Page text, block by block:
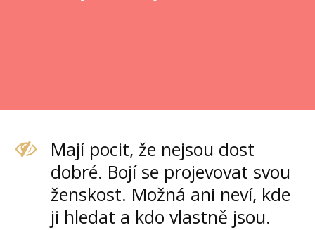
Mají pocit, že nejsou dost
dobré. Bojí se projevovat svou
ženskost. Možná ani neví, kde
ji hledat a kdo vlastně jsou.